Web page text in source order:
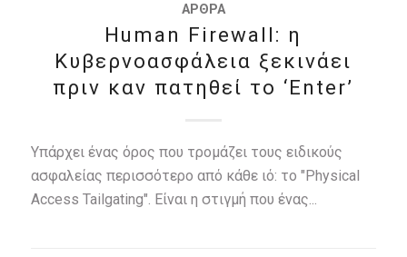
ΆΡΘΡΑ
Human Firewall: η
Κυβερνοασφάλεια ξεκινάει
πριν καν πατηθεί το ‘Enter’
Υπάρχει ένας όρος που τρομάζει τους ειδικούς
ασφαλείας περισσότερο από κάθε ιό: το "Physical
Access Tailgating". Είναι η στιγμή που ένας...